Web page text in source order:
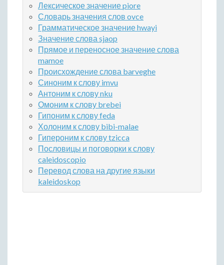
Лексическое значение piore
Словарь значения слов ovce
Грамматическое значение hwayi
Значение слова sjaop
Прямое и переносное значение слова
mamoe
Происхождение слова barveghe
Синоним к слову imvu
Антоним к слову nku
Омоним к слову brebei
Гипоним к слову feda
Холоним к слову bibi-malae
Гипероним к слову tzicca
Пословицы и поговорки к слову
caleidoscopio
Перевод слова на другие языки
kaleidoskop